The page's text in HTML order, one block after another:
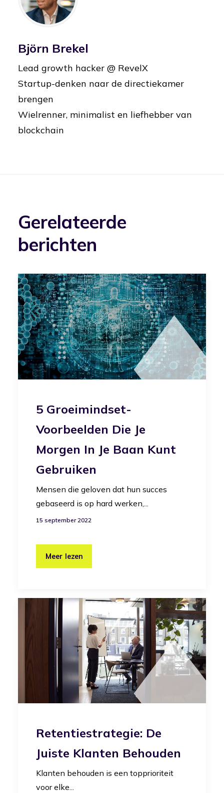
Björn Brekel
Lead growth hacker @ RevelX
Startup-denken naar de directiekamer
brengen
Wielrenner, minimalist en liefhebber van
blockchain
Gerelateerde
berichten
5 Groeimindset-
Voorbeelden Die Je
Morgen In Je Baan Kunt
Gebruiken
Mensen die geloven dat hun succes
gebaseerd is op hard werken,...
15 september 2022
Meer lezen
Retentiestrategie: De
Juiste Klanten Behouden
Klanten behouden is een topprioriteit
voor elke...